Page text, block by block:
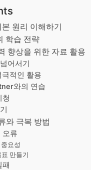
원리 이해하기
학습 전략
향상을 위한 자료 활용
어서기
적인 활용
와의 연습
청
와 극복 방법
오류
요성
만들기
패